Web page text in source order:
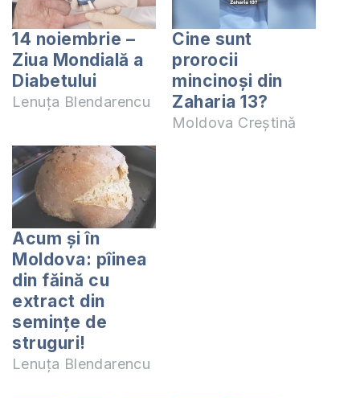
14 noiembrie –
Ziua Mondială a
Diabetului
Lenuța Blendarencu
Cine sunt
prorocii
mincinoși din
Zaharia 13?
Moldova Creștină
Acum și în
Moldova: pîinea
din făină cu
extract din
semințe de
struguri!
Lenuța Blendarencu